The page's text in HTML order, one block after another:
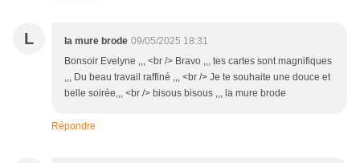
L la mure brode 09/05/2025 18:31
Bonsoir Evelyne ,,, <br /> Bravo ,,, tes cartes sont magnifiques
,,, Du beau travail raffiné ,,, <br /> Je te souhaite une douce et
belle soirée,,, <br /> bisous bisous ,,, la mure brode
Répondre